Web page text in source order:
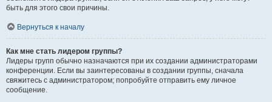
быть для этого свои причины.
Вернуться к началу
Как мне стать лидером группы?
Лидеры групп обычно назначаются при их создании администраторами
конференции. Если вы заинтересованы в создании группы, сначала
свяжитесь с администратором; попробуйте отправить ему личное
сообщение.